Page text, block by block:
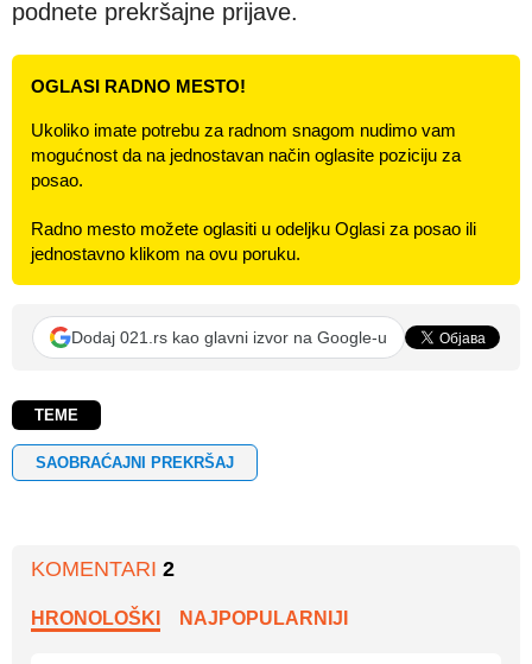
podnete prekršajne prijave.
OGLASI RADNO MESTO!
Ukoliko imate potrebu za radnom snagom nudimo vam
mogućnost da na jednostavan način oglasite poziciju za
posao.
Radno mesto možete oglasiti u odeljku Oglasi za posao ili
jednostavno klikom na ovu poruku.
Dodaj 021.rs kao glavni izvor na Google-u
TEME
SAOBRAĆAJNI PREKRŠAJ
KOMENTARI 2
HRONOLOŠKI NAJPOPULARNIJI